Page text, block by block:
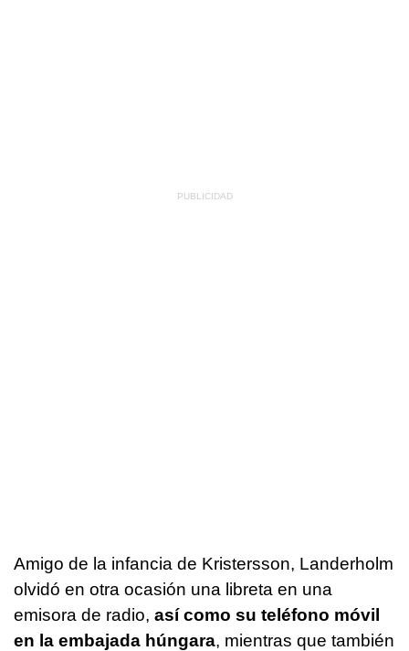
Amigo de la infancia de Kristersson, Landerholm
olvidó en otra ocasión una libreta en una
emisora de radio, así como su teléfono móvil
en la embajada húngara, mientras que también